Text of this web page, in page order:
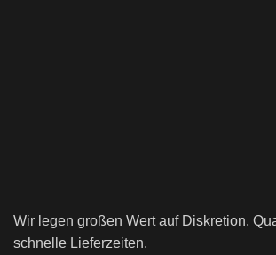
Wir legen großen Wert auf Diskretion,
schnelle Lieferzeiten.